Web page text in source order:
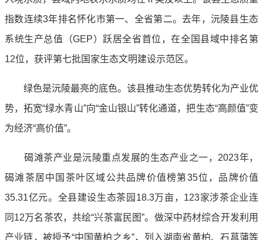
指数连续3年排名怀化市第一、全省第二。去年，沅陵县生态
系统生产总值（GEP）跃居全省首位，在全国县域中排名第
12位，获评第七批国家生态文明建设示范区。
绿色是沅陵最亮的底色。该县推动生态优势转化为产业优
势，拓宽“绿水青山”向“金山银山”转化通道，把生态“高颜值”变
为经济“高价值”。
碣滩茶产业是沅陵重点发展的生态产业之一，2023年，
碣滩茶居中国茶叶区域公共品牌价值榜第35位，品牌价值
35.31亿元。全县建设生态茶园18.3万亩，123家涉茶企业连
同12万名茶农，共绘“兴茶富民图”。做深中药材综合开发利用
产业链，被授予“中国黄柏之乡”，列入湖南省黄柏、石菖蒲等